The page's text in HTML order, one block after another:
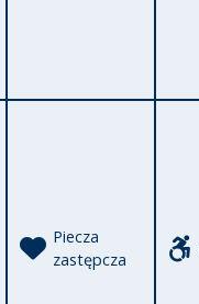
Piecza
zastępcza